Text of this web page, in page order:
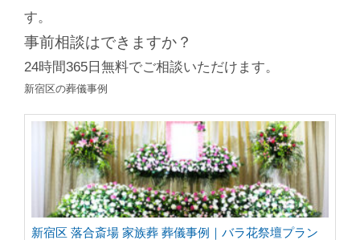
す。
事前相談はできますか？
24時間365日無料でご相談いただけます。
新宿区の葬儀事例
新宿区 落合斎場 家族葬 葬儀事例｜バラ花祭壇プラン